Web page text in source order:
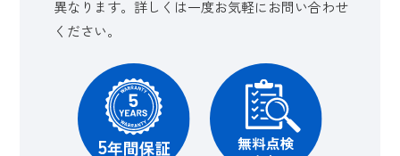
異なります。詳しくは一度お気軽にお問い合わせ
ください。